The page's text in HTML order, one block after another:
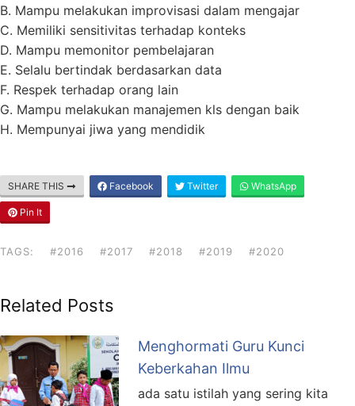
B. Mampu melakukan improvisasi dalam mengajar
C. Memiliki sensitivitas terhadap konteks
D. Mampu memonitor pembelajaran
E. Selalu bertindak berdasarkan data
F. Respek terhadap orang lain
G. Mampu melakukan manajemen kls dengan baik
H. Mempunyai jiwa yang mendidik
SHARE THIS Facebook Twitter WhatsApp
Pin It
TAGS: #2016 #2017 #2018 #2019 #2020
Related Posts
Menghormati Guru Kunci
Keberkahan Ilmu
ada satu istilah yang sering kita